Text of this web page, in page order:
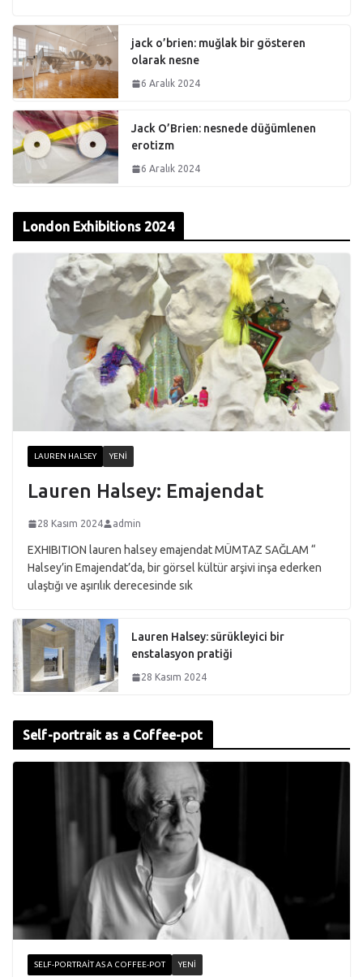
jack o’brien: muğlak bir gösteren
olarak nesne
6 Aralık 2024
Jack O’Brien: nesnede düğümlenen
erotizm
6 Aralık 2024
London Exhibitions 2024
LAUREN HALSEY YENI
Lauren Halsey: Emajendat
28 Kasım 2024 admin
EXHIBITION lauren halsey emajendat MÜMTAZ SAĞLAM “
Halsey’in Emajendat’da, bir görsel kültür arşivi inşa ederken
ulaştığı ve aşırılık derecesinde sık
Lauren Halsey: sürükleyici bir
enstalasyon pratiği
28 Kasım 2024
Self-portrait as a Coffee-pot
SELF-PORTRAIT AS A COFFEE-POT YENI